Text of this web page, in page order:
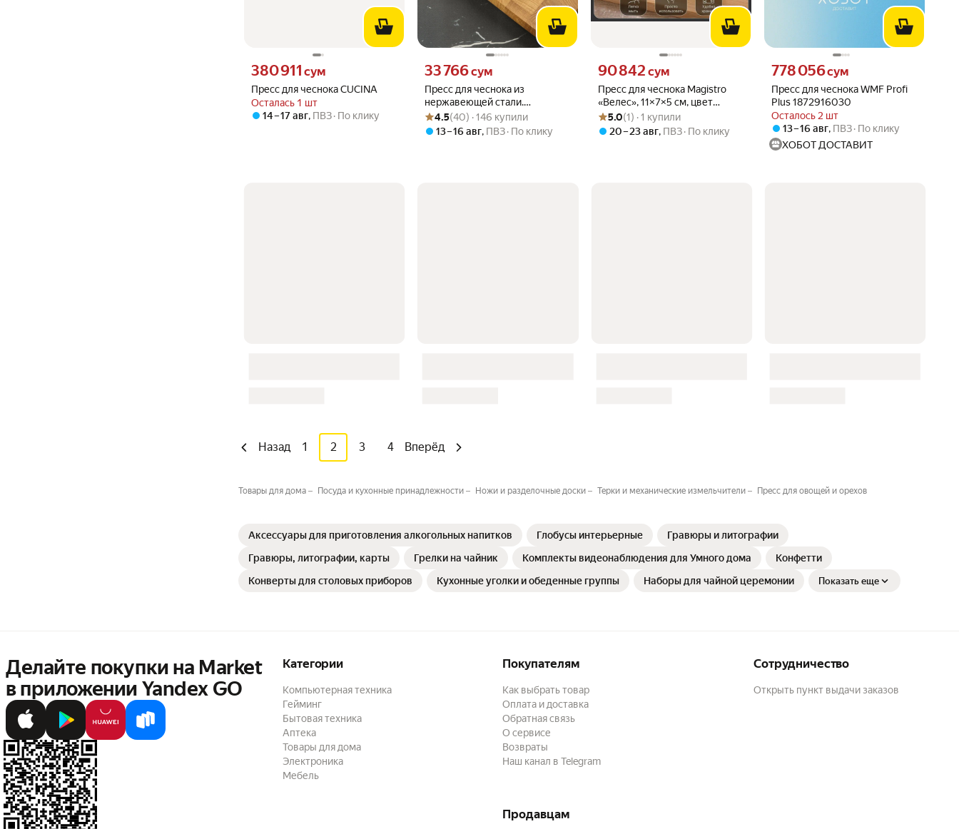
Пресс для чеснока CUCINA
Осталась 1 шт
Цена 380911 сум вместо
380 911 сум
14 – 17 авг, ПВЗ По клику
Пресс для чеснока из
нержавеющей стали.
Чеснокодавилка, для орехов,
ягод, с отбойным молотком
Цена 33766 сум вместо
33 766сум
Рейтинг товара: 4.5 из 5
Оценок: (40) · 146 купили
4.5(40) · 146 купили
13 – 16 авг, ПВЗ По клику
Пресс для чеснока Magistro
«Велес», 11×7×5 см, цвет
чёрный, 4579200
Цена 90842 сум вместо
90 842 сум
Рейтинг товара: 5.0 из 5
Оценок: (1) · 1 купили
5.0(1) · 1 купили
20 – 23 авг, ПВЗ По клику
Пресс для чеснока WMF Profi
Plus 1872916030
Осталось 2 шт
Цена 778056 сум вместо
778 056сум
13 – 16 авг, ПВЗ По клику
ХОБОТ ДОСТАВИТ
Назад 1 2 3 4 Вперёд
Товары для дома Посуда и кухонные принадлежности Ножи и разделочные доски Терки и механические измельчители Пресс для овощей и орехов
Аксессуары для приготовления алкогольных напитков Глобусы интерьерные
Гравюры и литографии
Гравюры, литографии, карты
Грелки на чайник Комплекты видеонаблюдения для Умного дома
Конфетти
Конверты для столовых приборов
Кухонные уголки и обеденные группы Наборы для чайной церемонии Показать еще
Делайте покупки на Market
в приложении Yandex GO
Категории
Компьютерная техника
Гейминг
Бытовая техника
Аптека
Товары для дома
Электроника
Мебель
Покупателям
Как выбрать товар
Оплата и доставка
Обратная связь
О сервисе
Возвраты
Наш канал в Telegram
Сотрудничество
Открыть пункт выдачи заказов
Продавцам